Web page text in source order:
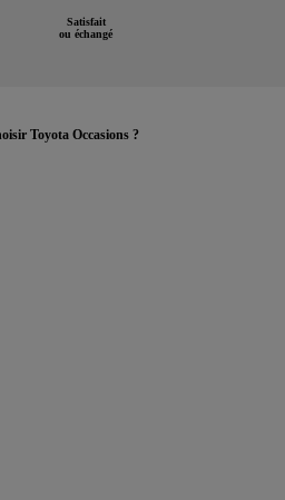
Satisfait
ou échangé
Toyota Occasions ?